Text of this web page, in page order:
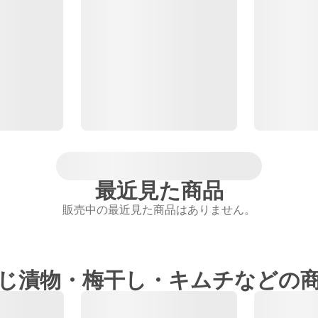
最近見た商品
販売中の最近見た商品はありません。
漬物・梅干し・キムチなどの